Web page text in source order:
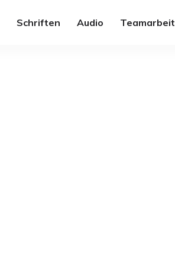
Schriften Audio Teamarbeit